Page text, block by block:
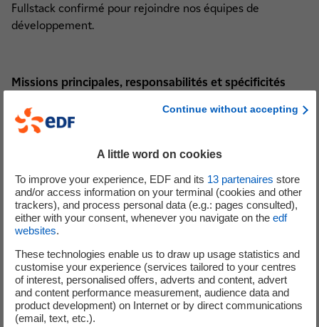
Fullstack confirmé pour rejoindre nos équipes de
développement.
Missions principales, responsabilités et spécificités
Analyse et compréhension des enjeux du projet
Compréhension des besoins métiers ainsi que de
Rédaction des spécifications techniques détaillées
et des cahiers de recette
Participation au développement Agile des
applications
Mettre en place et réaliser les tests unitaires
Réaliser de la documentation technique sur les
développements
Correction des anomalies rencontrées lors des
recettes et les anomalies de production
Gérer la maintenance et l’évolution des applications
Continue without accepting
A little word on cookies
To improve your experience, EDF and its 13partenaires store
and/or access information on your terminal (cookies and other
trackers), and process personal data (e.g.: pages consulted),
either with your consent, whenever you navigate on the edf
websites.
These technologies enable us to draw up usage statistics and
customise your experience (services tailored to your centres
of interest, personalised offers, adverts and content, advert
and content performance measurement, audience data and
product development) on Internet or by direct communications
(email, text, etc.).